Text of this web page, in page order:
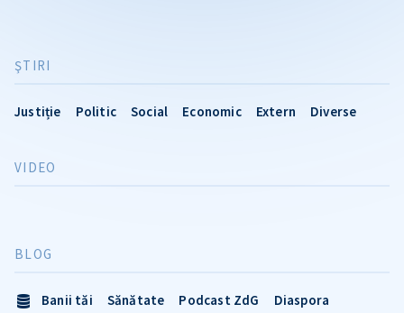
ŞTIRI
Justiție Politic Social Economic Extern Diverse
VIDEO
BLOG
Banii tăi Sănătate Podcast ZdG
Diaspora